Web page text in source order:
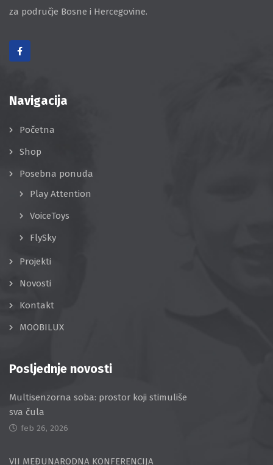
za područje Bosne i Hercegovine.
Navigacija
Početna
Shop
Posebna ponuda
Play Attention
VoiceToys
FlySky
Projekti
Novosti
Kontakt
MOOBILUX
Posljednje novosti
Multisenzorna soba: prostor koji stimuliše
sva čula
feb 26, 2026
VII MEĐUNARODNA KONFERENCIJA